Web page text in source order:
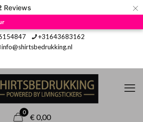
Reviews ×
+31643683162
info@shirtsbedrukking.nl
0
€ 0,00